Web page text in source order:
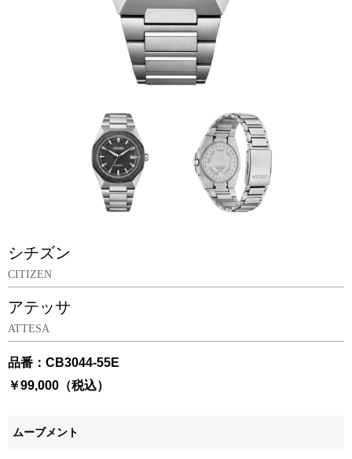
シチズン
CITIZEN
アテッサ
ATTESA
品番：CB3044-55E
￥99,000（税込）
ムーブメント